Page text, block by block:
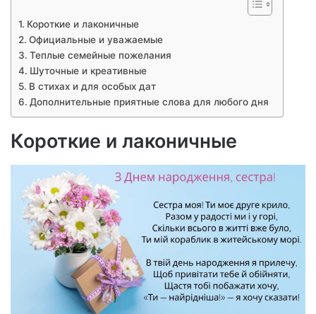
Короткие и лаконичные
Официальные и уважаемые
Теплые семейные пожелания
Шуточные и креативные
В стихах и для особых дат
Дополнительные приятные слова для любого дня
Короткие и лаконичные